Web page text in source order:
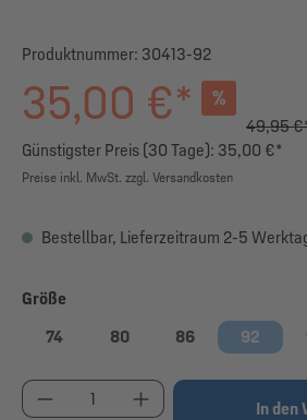
Produktnummer: 30413-92
35,00 €* %
49,95
Günstigster Preis (30 Tage): 35,00 €*
Preise inkl. MwSt. zzgl. Versandkosten
Bestellbar, Lieferzeitraum 2-5
Größe
74
80 86 92
Produkt Anzahl: Gib den In den